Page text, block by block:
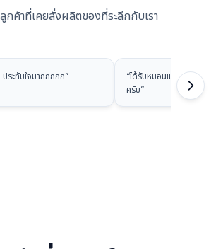
กค้าที่เคยสั่งผลิตของที่ระลึกกับเรา
ประทับใจมากกกกก” “ได้รับหมอนแล้วนะครับ ส
ครับ”